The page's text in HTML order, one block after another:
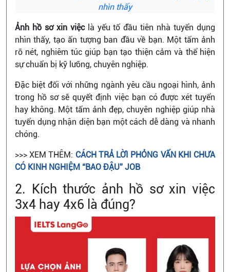
nhìn thấy
Ảnh hồ sơ xin việclà yếu tố đầu tiên nhà tuyển dụng
nhìn thấy, tạo ấn tượng ban đầu về bạn. Một tấm ảnh
rõ nét, nghiêm túc giúp bạn tạo thiện cảm và thể hiện
sự chuẩn bị kỹ lưỡng, chuyên nghiệp.
Đặc biệt đối với những ngành yêu cầu ngoại hình, ảnh
trong hồ sơ sẽ quyết định việc bạn có được xét tuyển
hay không. Một tấm ảnh đẹp, chuyên nghiệp giúp nhà
tuyển dụng nhận diện bạn một cách dễ dàng và nhanh
chóng.
>>> XEM THÊM: CÁCH TRẢ LỜI PHỎNG VẤN KHI CHƯA
CÓ KINH NGHIỆM “BAO ĐẬU” JOB
2. Kích thước ảnh hồ sơ xin việc
3x4 hay 4x6 là đúng?